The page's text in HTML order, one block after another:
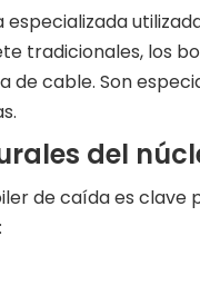
especializada
tradicionales, los
de cable. Son
del
de caída es